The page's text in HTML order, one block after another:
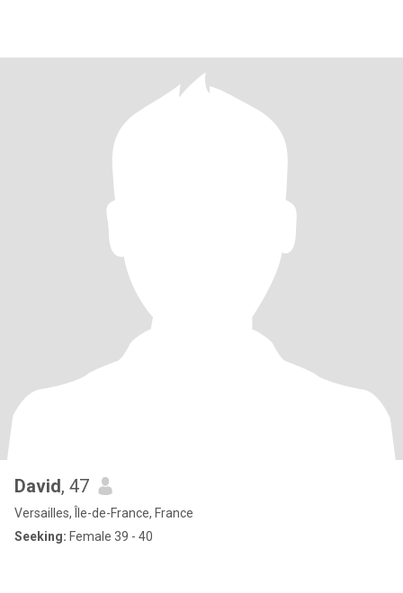
David, 47
Versailles, Île-de-France, France
Seeking: Female 39 - 40